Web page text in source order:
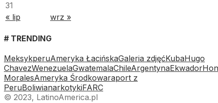
31
« lip
wrz »
# TRENDING
MeksykperuAmeryka ŁacińskaGaleria zdjęćKubaHugo
ChavezWenezuelaGwatemalaChileArgentynaEkwador
MoralesAmeryka Środkowaraport z
PeruBoliwianarkotykiFARC
© 2023, LatinoAmerica.pl